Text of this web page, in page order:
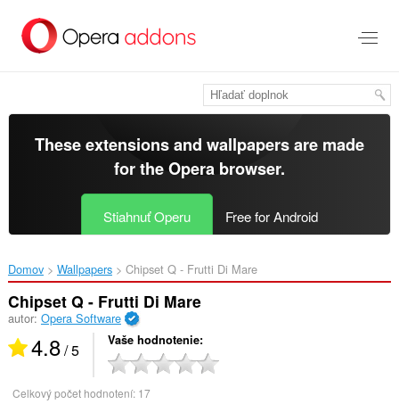
hlavný
These extensions and wallpapers are made
for theOpera browser.
Stiahnuť Operu Free for Android
Domov Wallpapers Chipset Q - Frutti Di Mare‎
Chipset Q - Frutti Di Mare
autor: Opera Software
4.8/ 5 Vaše hodnotenie
Celkový počet hodnotení: 17